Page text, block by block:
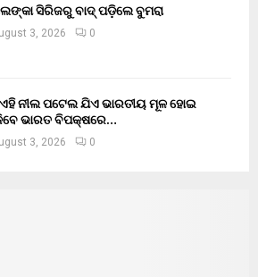
ସିରିଜରୁ ବାଦ୍ ପଡ଼ିଲେ ବୁମରା
3, 2026 0
ନୀଲ ପଟେଲ ଯିଏ ଭାରତୀୟ ମୂଳ ହୋଇ
ଭାରତ ବିପକ୍ଷରେ…
3, 2026 0